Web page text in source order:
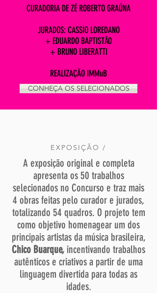
CURADORIA DE ZÉ ROBERTO GRAÚNA
JURADOS: CASSIO LOREDANO
+ EDUARDO BAPTISTÃO
+ BRUNO LIBERATTI
REALIZAÇÃO IMMuB
CONHEÇA OS SELECIONADOS
EXPOSIÇÃO /
A exposição original e completa
apresenta os 50 trabalhos
selecionados no Concurso e traz mais
4 obras feitas pelo curador e jurados,
totalizando 54 quadros. O projeto tem
como objetivo homenagear um dos
principais artistas da música brasileira,
Chico Buarque, incentivando trabalhos
autênticos e criativos a partir de uma
linguagem divertida para todas as
idades.